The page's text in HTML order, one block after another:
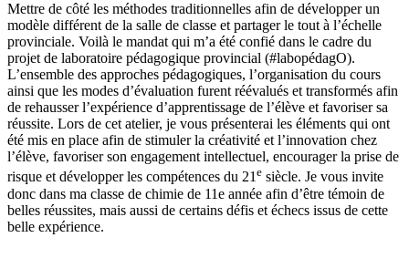
Mettre de côté les méthodes traditionnelles afin de développer un
modèle différent de la salle de classe et partager le tout à l’échelle
provinciale. Voilà le mandat qui m’a été confié dans le cadre du
projet de laboratoire pédagogique provincial (#labopédagO).
L’ensemble des approches pédagogiques, l’organisation du cours
ainsi que les modes d’évaluation furent réévalués et transformés afin
de rehausser l’expérience d’apprentissage de l’élève et favoriser sa
réussite. Lors de cet atelier, je vous présenterai les éléments qui ont
été mis en place afin de stimuler la créativité et l’innovation chez
l’élève, favoriser son engagement intellectuel, encourager la prise de
risque et développer les compétences du 21e siècle. Je vous invite
donc dans ma classe de chimie de 11e année afin d’être témoin de
belles réussites, mais aussi de certains défis et échecs issus de cette
belle expérience.